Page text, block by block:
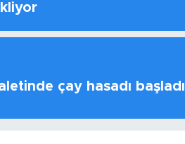
çay hasadı başladı